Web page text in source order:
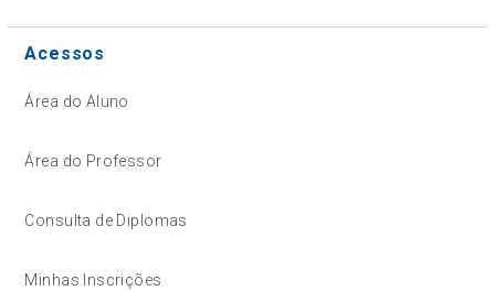
Acessos
Área do Aluno
Área do Professor
Consulta de Diplomas
Minhas Inscrições